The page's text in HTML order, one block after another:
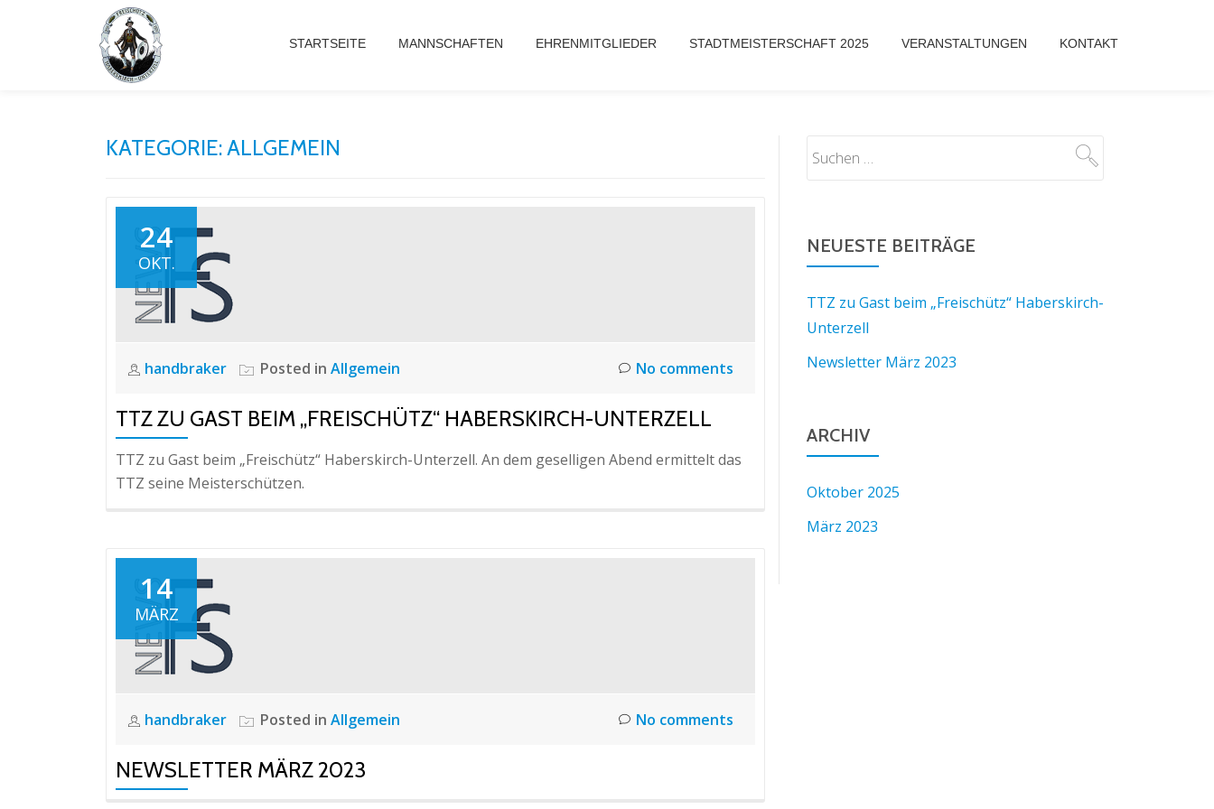
STARTSEITE MANNSCHAFTEN EHRENMITGLIEDER STADTMEISTERSCHAFT 2025 VERANSTALTUNGEN KONTAKT
KATEGORIE:ALLGEMEIN
24
OKT.
handbraker Posted in Allgemein No comments
TTZ ZU GAST BEIM „FREISCHÜTZ“ HABERSKIRCH-UNTERZELL
TTZ zu Gast beim „Freischütz“ Haberskirch-Unterzell. An dem geselligen Abend ermittelt das
TTZ seine Meisterschützen.
14
MÄRZ
handbraker Posted in Allgemein No comments
NEWSLETTER MÄRZ 2023
NEUESTE BEITRÄGE
TTZ zu Gast beim „Freischütz“ Haberskirch-
Unterzell
Newsletter März 2023
ARCHIV
Oktober 2025
März 2023